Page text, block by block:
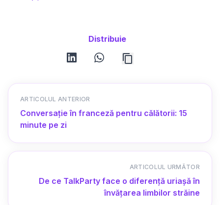
Distribuie
linkedin whatsapp
ARTICOLUL ANTERIOR
Conversație în franceză pentru călătorii: 15
minute pe zi
ARTICOLUL URMĂTOR
De ce TalkParty face o diferență uriașă în
învățarea limbilor străine